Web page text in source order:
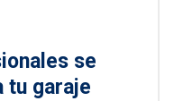
se
tu garaje